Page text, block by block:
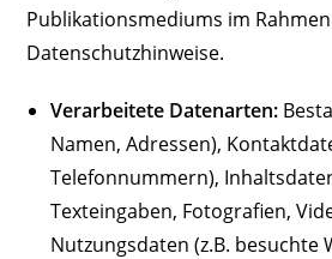
Publikationsmediums im
Datenschutzhinweise.
Verarbeitete Datenarten:
Namen, Adressen),
Telefonnummern),
Texteingaben, Fotografien,
Nutzungsdaten (z.B. besuchte